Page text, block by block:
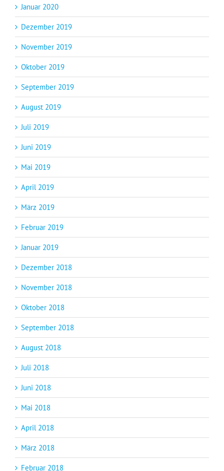
Januar 2020
Dezember 2019
November 2019
Oktober 2019
September 2019
August 2019
Juli 2019
Juni 2019
Mai 2019
April 2019
März 2019
Februar 2019
Januar 2019
Dezember 2018
November 2018
Oktober 2018
September 2018
August 2018
Juli 2018
Juni 2018
Mai 2018
April 2018
März 2018
Februar 2018